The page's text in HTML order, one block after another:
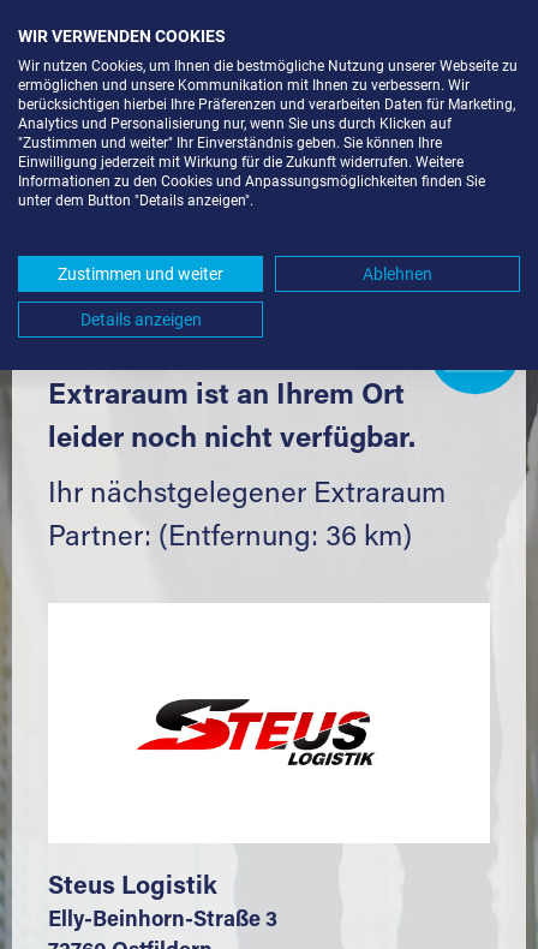
LAGERBOX IN BEILSTEIN (71717)
Komfortabel einlagern mit Extraraum
Extraraum ist an Ihrem Ort
leider noch nicht verfügbar.
Ihr nächstgelegener Extraraum
Partner: (Entfernung: 36 km)
Steus Logistik
Elly-Beinhorn-Straße 3
WIR VERWENDEN COOKIES
Wir nutzen Cookies, um Ihnen die bestmögliche Nutzung unserer Webseite zu
ermöglichen und unsere Kommunikation mit Ihnen zu verbessern. Wir
berücksichtigen hierbei Ihre Präferenzen und verarbeiten Daten für Marketing,
Analytics und Personalisierung nur, wenn Sie uns durch Klicken auf
"Zustimmen und weiter" Ihr Einverständnis geben. Sie können Ihre
Einwilligung jederzeit mit Wirkung für die Zukunft widerrufen. Weitere
Informationen zu den Cookies und Anpassungsmöglichkeiten finden Sie
unter dem Button "Details anzeigen".
Zustimmen und weiter Ablehnen
Details anzeigen